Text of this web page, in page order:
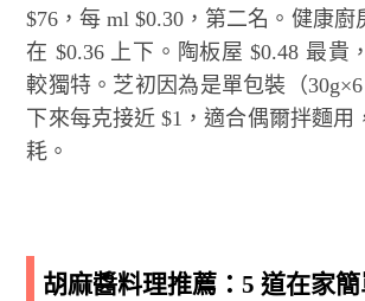
$76，每 ml $0.30，第二名。健康廚
在 $0.36 上下。陶板屋 $0.48 最貴
較獨特。芝初因為是單包裝（
下來每克接近 $1，適合偶爾拌麵用
耗。
胡麻醬料理推薦：5 道在家